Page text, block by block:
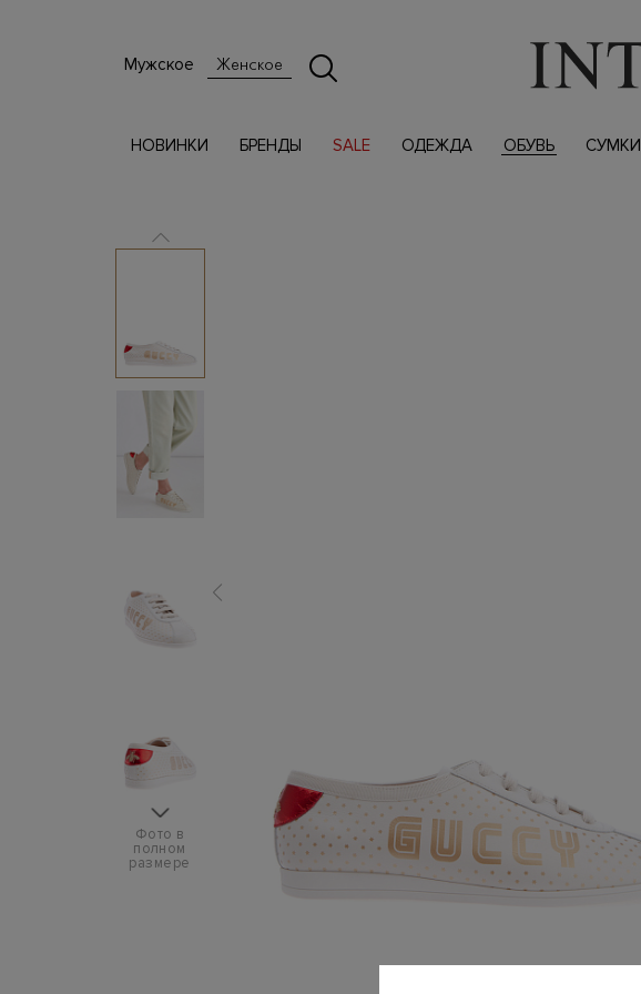
Мужское Женское
НОВИНКИ БРЕНДЫ SALE ОДЕЖДА ОБУВЬ СУМКИ
Фото в
полном
размере